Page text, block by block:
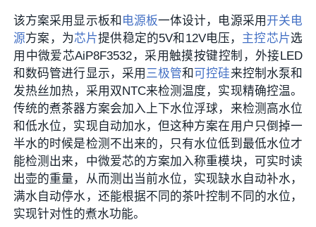
该方案采用显示板和 电源板一体设计，电源采用开关电
源方案，为芯片提供稳定的5V和12V电压， 主控芯片选
用中微爱芯AiP8F3532，采用触摸按键控制，外接LED
和数码管进行显示，采用 三极管和 可控硅来控制水泵和
发热丝加热，采用 双NTC来检测温度，实现精确控温。
传统的煮茶器方案会加入上下水位浮球，来检测高水位
和低水位，实现自动加水，但这种方案在用户只倒掉一
半水的时候是检测不出来的，只有水位低到最低水位才
能检测出来， 中微爱芯的方案加入称重模块，可实时读
出壶的重量，从而测出当前水位，实现缺水自动补水，
满水自动停水，还能根据不同的茶叶控制不同的水位，
实现针对性的煮水功能。